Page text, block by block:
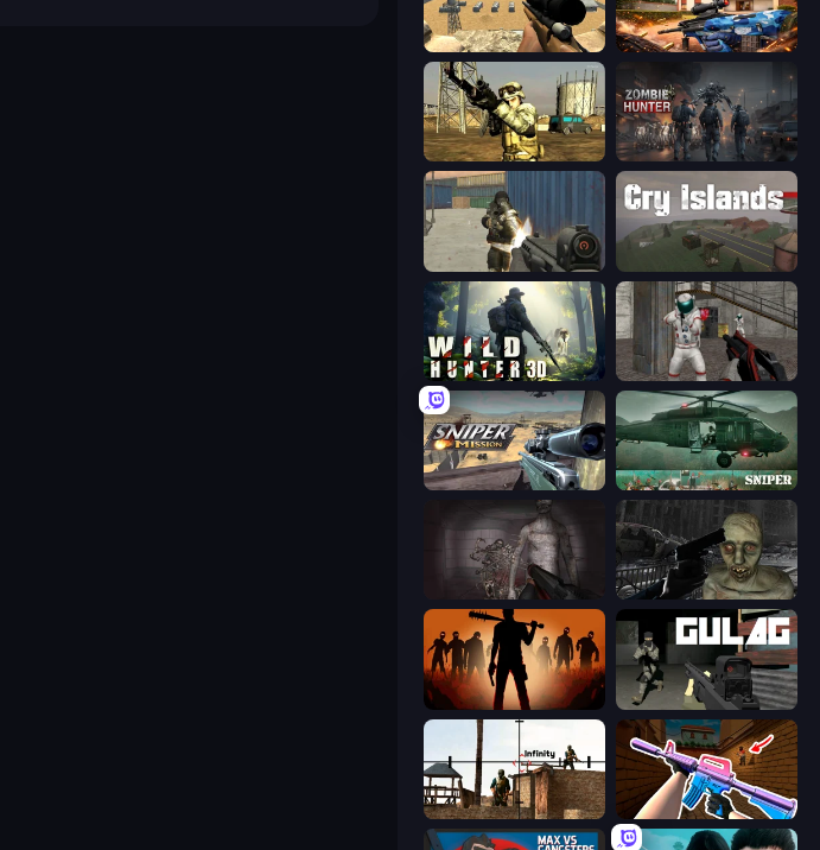
Ghost Sniper Special Ops: GO
Mountain Operation Zombie Hunter
Masked Forces
Wild Hunter 3D Battle Area
Sniper Mission SNIPER
C-Virus Game: Outbreak
Deads on the Road Gulag
Lethal Sniper 3D: Army Soldier KS Z